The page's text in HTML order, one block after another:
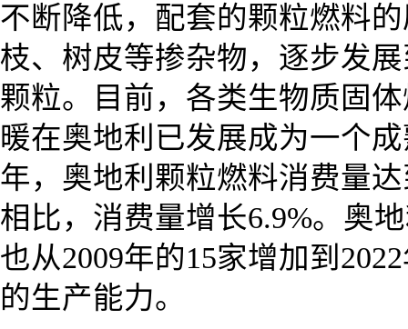
不断降低，配套的颗粒燃料
枝、树皮等掺杂物，逐步发
颗粒。目前，各类生物质固
暖在奥地利已发展成为一个
年，奥地利颗粒燃料消费量
相比，消费量增长6.9%。奥
也从2009年的15家增加到
的生产能力。